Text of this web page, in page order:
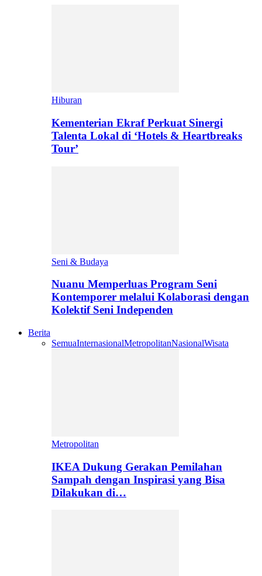
Hiburan
Kementerian Ekraf Perkuat Sinergi
Talenta Lokal di ‘Hotels & Heartbreaks
Tour’
Seni & Budaya
Nuanu Memperluas Program Seni
Kontemporer melalui Kolaborasi dengan
Kolektif Seni Independen
Berita
SemuaInternasionalMetropolitanNasionalWisata
Metropolitan
IKEA Dukung Gerakan Pemilahan
Sampah dengan Inspirasi yang Bisa
Dilakukan di…